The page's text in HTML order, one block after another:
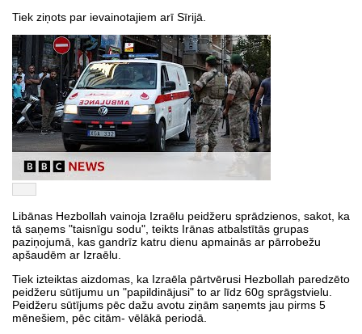
Tiek ziņots par ievainotajiem arī Sīrijā.
Libānas Hezbollah vainoja Izraēlu peidžeru sprādzienos, sakot, ka
tā saņems "taisnīgu sodu", teikts Irānas atbalstītās grupas
paziņojumā, kas gandrīz katru dienu apmainās ar pārrobežu
apšaudēm ar Izraēlu.
Tiek izteiktas aizdomas, ka Izraēla pārtvērusi Hezbollah paredzēto
peidžeru sūtījumu un "papildinājusi" to ar līdz 60g sprāgstvielu.
Peidžeru sūtījums pēc dažu avotu ziņām saņemts jau pirms 5
mēnešiem, pēc citām- vēlākā periodā.